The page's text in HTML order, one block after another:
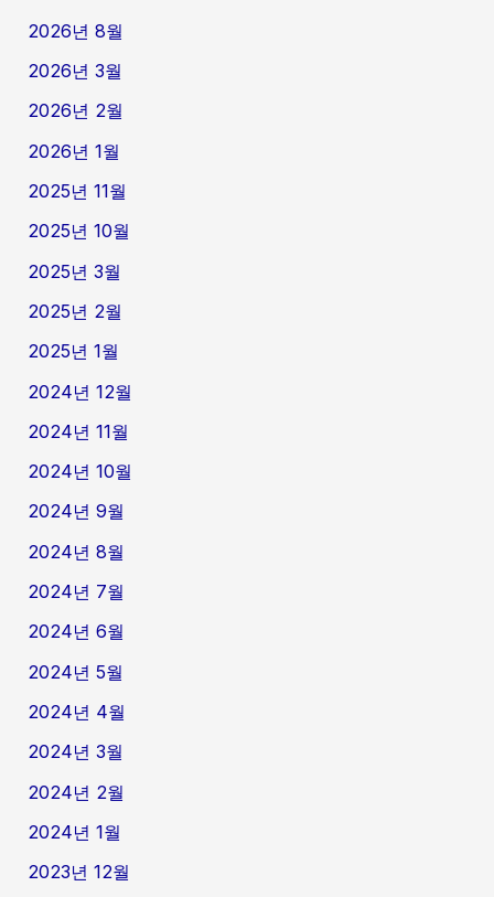
2026년 8월
2026년 3월
2026년 2월
2026년 1월
2025년 11월
2025년 10월
2025년 3월
2025년 2월
2025년 1월
2024년 12월
2024년 11월
2024년 10월
2024년 9월
2024년 8월
2024년 7월
2024년 6월
2024년 5월
2024년 4월
2024년 3월
2024년 2월
2024년 1월
2023년 12월